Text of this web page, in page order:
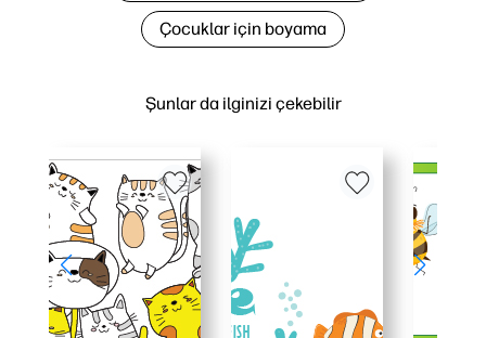
Şunlar da ilginizi çekebilir
Çocuklar için boyama